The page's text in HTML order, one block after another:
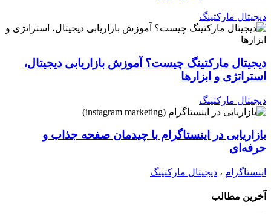
دیجیتال مارکتینگ
دیجیتال مارکتینگ چیست؟ آموزش بازاریابی دیجیتال،
استراتژی و ابزارها
دیجیتال مارکتینگ
بازاریابی در اینستاگرام با چیدمان صفحه جذاب و
حرفه‌ای
اینستاگرام ، دیجیتال مارکتینگ
آخرین مطالب